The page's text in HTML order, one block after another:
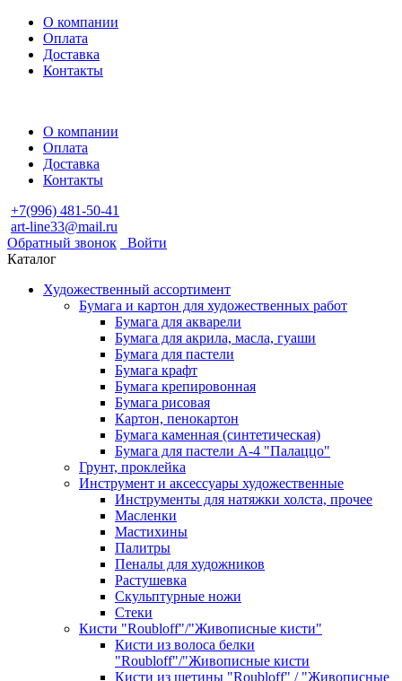
О компании
Оплата
Доставка
Контакты
О компании
Оплата
Доставка
Контакты
+7(996) 481-50-41
art-line33@mail.ru
Обратный звонок
Войти
Каталог
Художественный ассортимент
Бумага и картон для художественных работ
Бумага для акварели
Бумага для акрила, масла, гуаши
Бумага для пастели
Бумага крафт
Бумага крепировонная
Бумага рисовая
Картон, пенокартон
Бумага каменная (синтетическая)
Бумага для пастели А-4 "Палаццо"
Грунт, проклейка
Инструмент и аксессуары художественные
Инструменты для натяжки холста, прочее
Масленки
Мастихины
Палитры
Пеналы для художников
Растушевка
Скульптурные ножи
Стеки
Кисти "Roubloff"/"Живописные кисти"
Кисти из волоса белки
"Roubloff"/"Живописные кисти
Кисти из щетины "Roubloff" / "Живописные